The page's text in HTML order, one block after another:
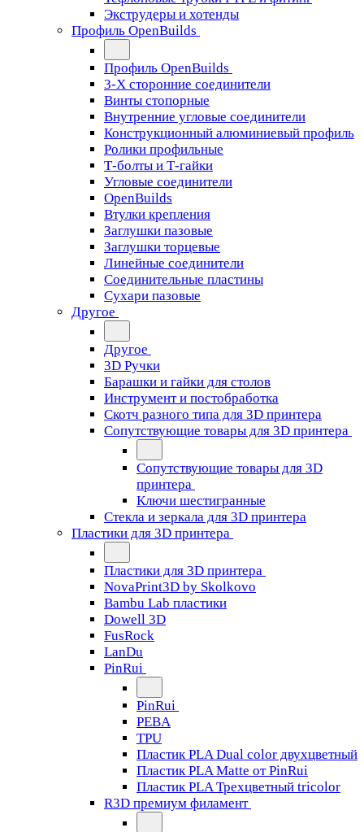
Экструдеры и хотенды
Профиль OpenBuilds
Профиль OpenBuilds
3-Х сторонние соединители
Винты стопорные
Внутренние угловые соединители
Конструкционный алюминиевый профиль
Ролики профильные
Т-болты и Т-гайки
Угловые соединители
OpenBuilds
Втулки крепления
Заглушки пазовые
Заглушки торцевые
Линейные соединители
Соединительные пластины
Сухари пазовые
Другое
Другое
3D Ручки
Барашки и гайки для столов
Инструмент и постобработка
Скотч разного типа для 3D принтера
Сопутствующие товары для 3D принтера
Сопутствующие товары для 3D
принтера
Ключи шестигранные
Стекла и зеркала для 3D принтера
Пластики для 3D принтера
Пластики для 3D принтера
NovaPrint3D by Skolkovo
Bambu Lab пластики
Dowell 3D
FusRock
LanDu
PinRui
PinRui
PEBA
TPU
Пластик PLA Dual color двухцветный
Пластик PLA Matte от PinRui
Пластик PLA Трехцветный tricolor
R3D премиум филамент